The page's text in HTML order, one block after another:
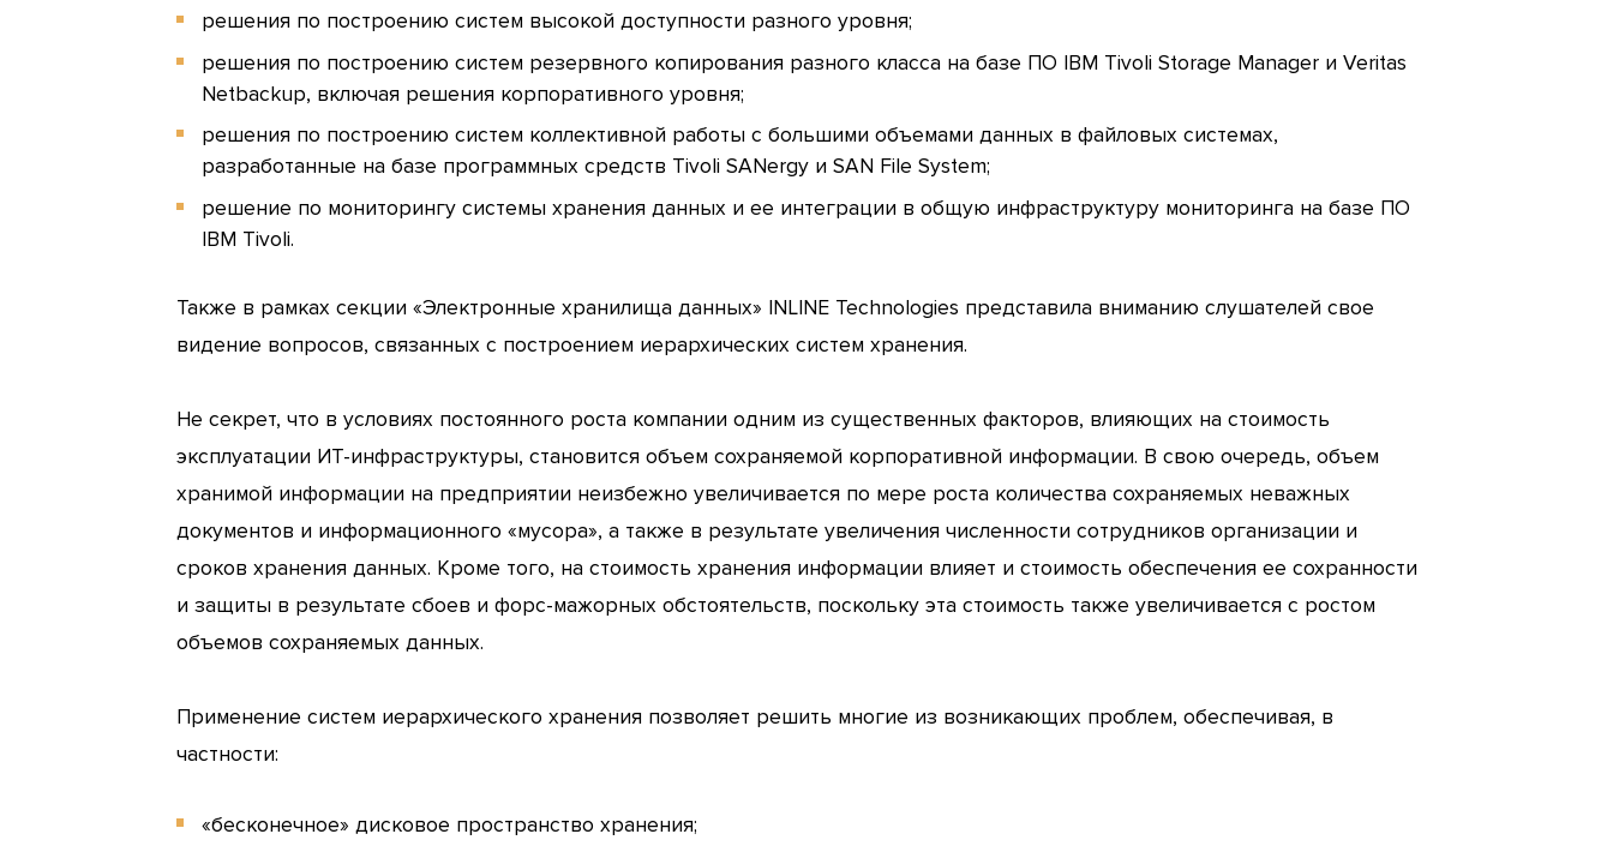
решения по построению систем высокой доступности разного уровня;
решения по построению систем резервного копирования разного класса на базе ПО IBM Tivoli Storage Manager и Veritas
Netbackup, включая решения корпоративного уровня;
решения по построению систем коллективной работы с большими объемами данных в файловых системах,
разработанные на базе программных средств Tivoli SANergy и SAN File System;
решение по мониторингу системы хранения данных и ее интеграции в общую инфраструктуру мониторинга на базе ПО
IBM Tivoli.
Также в рамках секции «Электронные хранилища данных» INLINE Technologies представила вниманию слушателей свое
видение вопросов, связанных с построением иерархических систем хранения.
Не секрет, что в условиях постоянного роста компании одним из существенных факторов, влияющих на стоимость
эксплуатации ИТ-инфраструктуры, становится объем сохраняемой корпоративной информации. В свою очередь, объем
хранимой информации на предприятии неизбежно увеличивается по мере роста количества сохраняемых неважных
документов и информационного «мусора», а также в результате увеличения численности сотрудников организации и
сроков хранения данных. Кроме того, на стоимость хранения информации влияет и стоимость обеспечения ее сохранности
и защиты в результате сбоев и форс-мажорных обстоятельств, поскольку эта стоимость также увеличивается с ростом
объемов сохраняемых данных.
Применение систем иерархического хранения позволяет решить многие из возникающих проблем, обеспечивая, в
частности:
«бесконечное» дисковое пространство хранения;